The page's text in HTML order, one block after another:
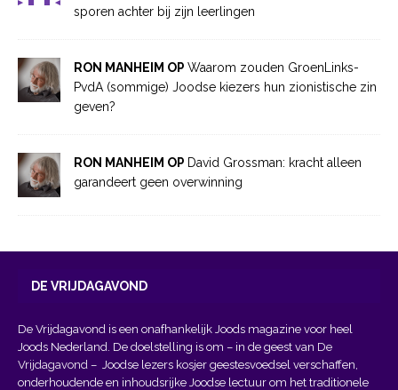
sporen achter bij zijn leerlingen
RON MANHEIM OP Waarom zouden GroenLinks-
PvdA (sommige) Joodse kiezers hun zionistische zin
geven?
RON MANHEIM OP David Grossman: kracht alleen
garandeert geen overwinning
DE VRIJDAGAVOND
De Vrijdagavond is een onafhankelijk Joods magazine voor heel
Joods Nederland. De doelstelling is om – in de geest van De
Vrijdagavond – Joodse lezers kosjer geestesvoedsel verschaffen,
onderhoudende en inhoudsrijke Joodse lectuur om het traditionele